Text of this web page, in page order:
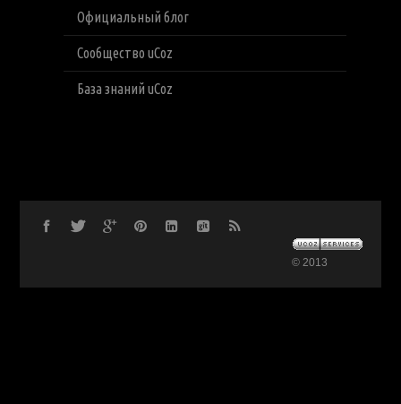
Официальный блог
Сообщество uCoz
База знаний uCoz
© 2013